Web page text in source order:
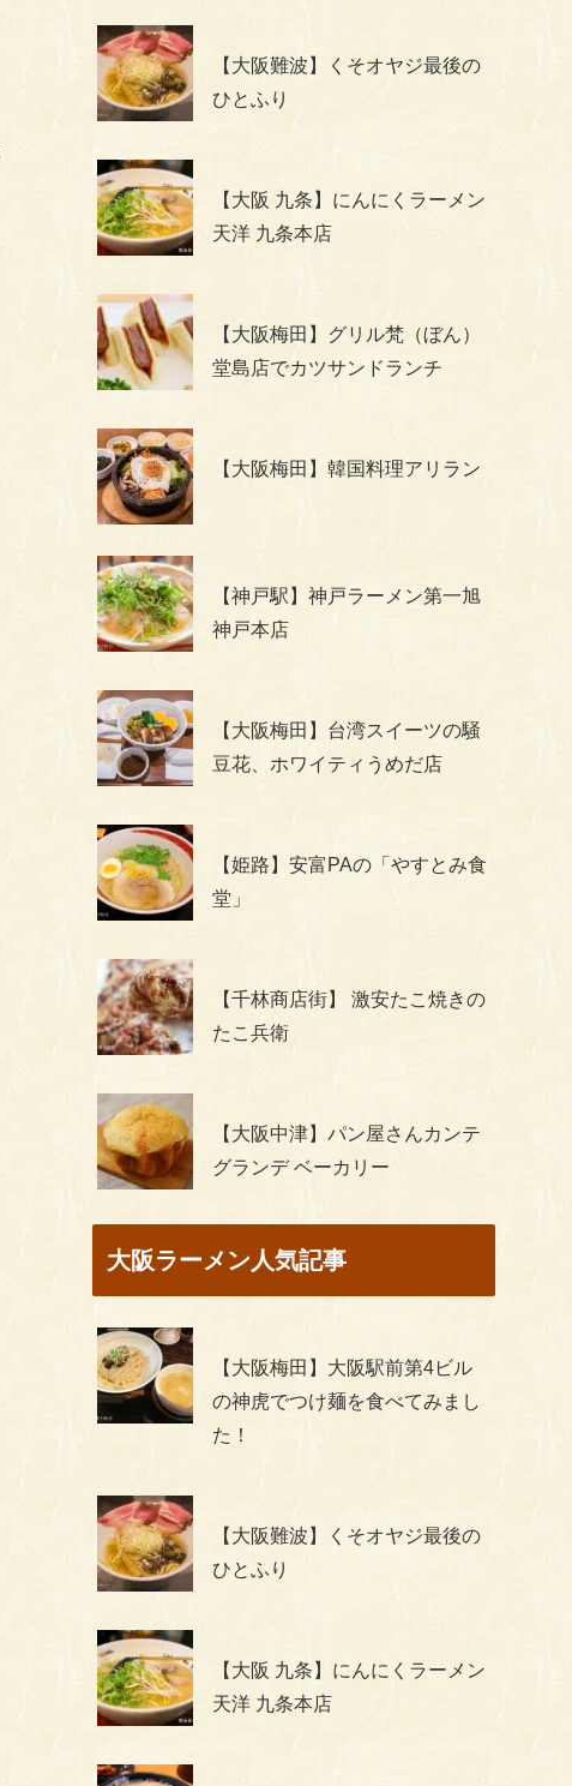
【大阪難波】くそオヤジ最後の
ひとふり
【大阪 九条】にんにくラーメン
天洋 九条本店
【大阪梅田】グリル梵（ぼん）
堂島店でカツサンドランチ
【大阪梅田】韓国料理アリラン
【神戸駅】神戸ラーメン第一旭
神戸本店
【大阪梅田】台湾スイーツの騒
豆花、ホワイティうめだ店
【姫路】安富PAの「やすとみ食
堂」
【千林商店街】 激安たこ焼きの
たこ兵衛
【大阪中津】パン屋さんカンテ
グランデ ベーカリー
大阪ラーメン人気記事
【大阪梅田】大阪駅前第4ビル
の神虎でつけ麺を食べてみまし
た！
【大阪難波】くそオヤジ最後の
ひとふり
【大阪 九条】にんにくラーメン
天洋 九条本店